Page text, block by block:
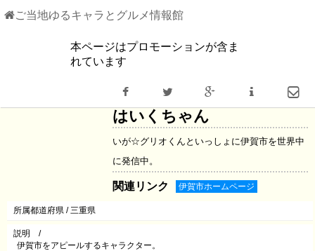
ご当地ゆるキャラとグルメ情報館
本ページはプロモーションが含ま
れています
ゆるキャラ情報
はいくちゃん
いが☆グリオくんといっしょに伊賀市を世界中
に発信中。
関連リンク 伊賀市ホームページ
所属都道府県 /三重県
説明 /
伊賀市をアピールするキャラクター。